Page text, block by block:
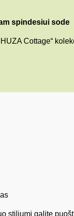
spindesiui sode
Cottage“
stiliumi galite